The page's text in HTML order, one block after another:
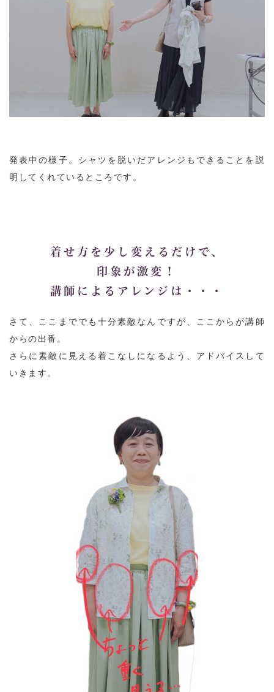
発表中の様子。シャツを脱いだアレンジもできることを説
明してくれているところです。
着せ方を少し変えるだけで、
印象が激変！
講師によるアレンジは・・・
さて、ここまででも十分素敵なんですが、ここからが講師
からの出番。
さらに素敵に見える着こなしになるよう、アドバイスして
いきます。